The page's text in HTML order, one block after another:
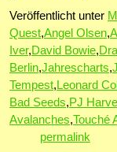
Veröffentlicht unter
Quest,Angel Olsen,
Iver,David Bowie,
Berlin,Jahrescharts,
Tempest, Leonard
Bad Seeds,PJ
Avalanches,Touché
permalink